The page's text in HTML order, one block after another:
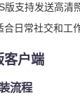
版支持发送高清
日常社交和工
客户端
流程